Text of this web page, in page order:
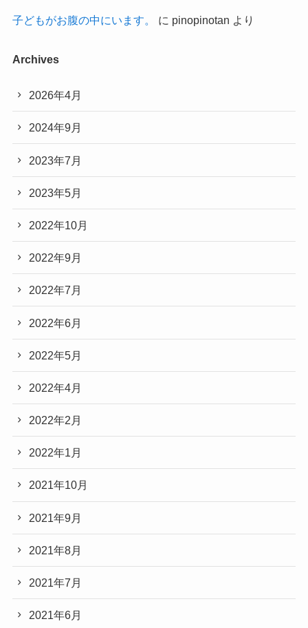
子どもがお腹の中にいます。 に pinopinotan より
Archives
2026年4月
2024年9月
2023年7月
2023年5月
2022年10月
2022年9月
2022年7月
2022年6月
2022年5月
2022年4月
2022年2月
2022年1月
2021年10月
2021年9月
2021年8月
2021年7月
2021年6月